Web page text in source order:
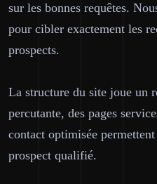
sur les bonnes requêtes.
pour cibler exactement les
prospects.
La structure du site joue un
percutante, des pages
contact optimisée
prospect qualifié.